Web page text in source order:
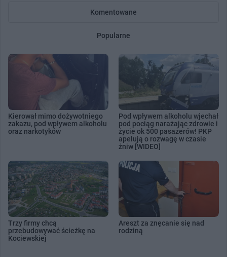
Komentowane
Popularne
Kierował mimo dożywotniego
zakazu, pod wpływem alkoholu
oraz narkotyków
Pod wpływem alkoholu wjechał
pod pociąg narażając zdrowie i
życie ok 500 pasażerów! PKP
apelują o rozwagę w czasie
żniw [WIDEO]
Trzy firmy chcą
przebudowywać ścieżkę na
Kociewskiej
Areszt za znęcanie się nad
rodziną